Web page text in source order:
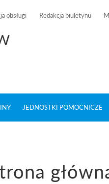
obsługi Redakcja biuletynu
JEDNOSTKI POMOCNICZE